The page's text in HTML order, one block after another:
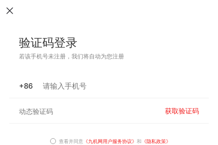
验证码登录
若该手机号未注册，我们将自动为您注册
+86
获取验证码
查看并同意 《九机网用户服务协议》 和 《隐私政策》